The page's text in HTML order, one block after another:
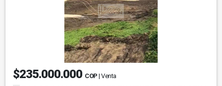
$235.000.000 COP | Venta